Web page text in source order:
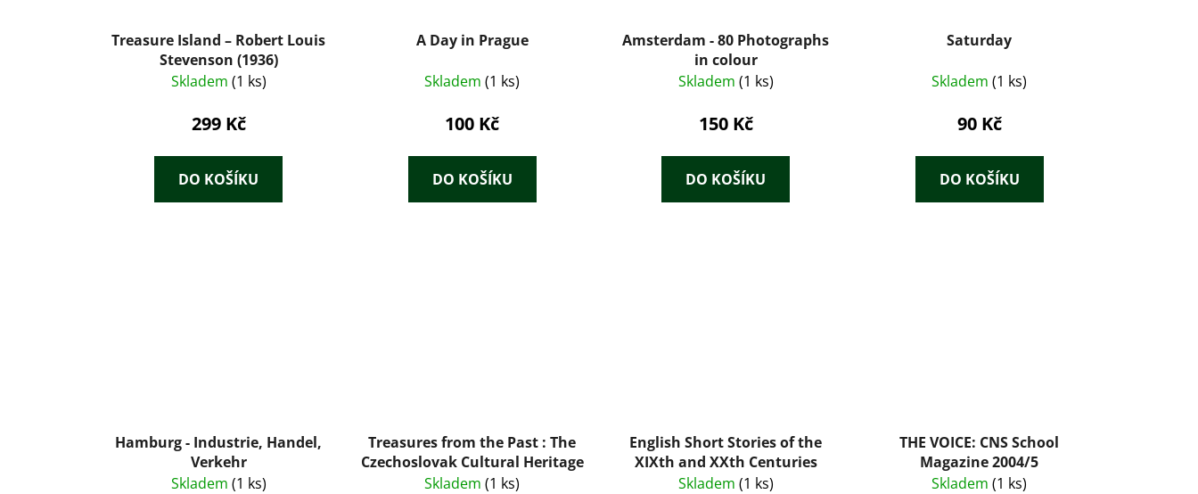
Treasure Island – Robert Louis
Stevenson (1936)
Skladem (1 ks)
299 Kč
DO KOŠÍKU
A Day in Prague
Skladem(1 ks)
100 Kč
DO KOŠÍKU
Amsterdam - 80 Photographs
in colour
Skladem (1 ks)
150 Kč
DO KOŠÍKU
Saturday
Skladem(1 ks)
90 Kč
DO KOŠÍKU
Hamburg - Industrie, Handel,
Verkehr
Skladem (1 ks)
Treasures from the Past : The
Czechoslovak Cultural Heritage
Skladem(1 ks)
English Short Stories of the
XIXth and XXth Centuries
Skladem (1 ks)
THE VOICE: CNS School
Magazine 2004/5
Skladem(1 ks)